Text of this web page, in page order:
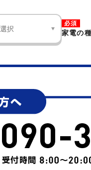
必須
家電の